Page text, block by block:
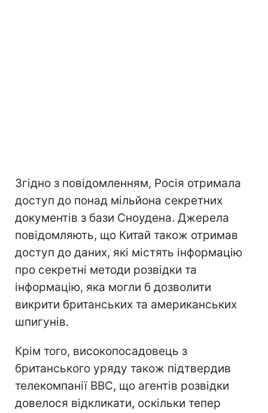
Згідно з повідомленням, Росія отримала
доступ до понад мільйона секретних
документів з бази Сноудена. Джерела
повідомляють, що Китай також отримав
доступ до даних, які містять інформацію
про секретні методи розвідки та
інформацію, яка могли б дозволити
викрити британських та американських
шпигунів.
Крім того, високопосадовець з
британського уряду також підтвердив
телекомпанії ВВС, що агентів розвідки
довелося відкликати, оскільки тепер